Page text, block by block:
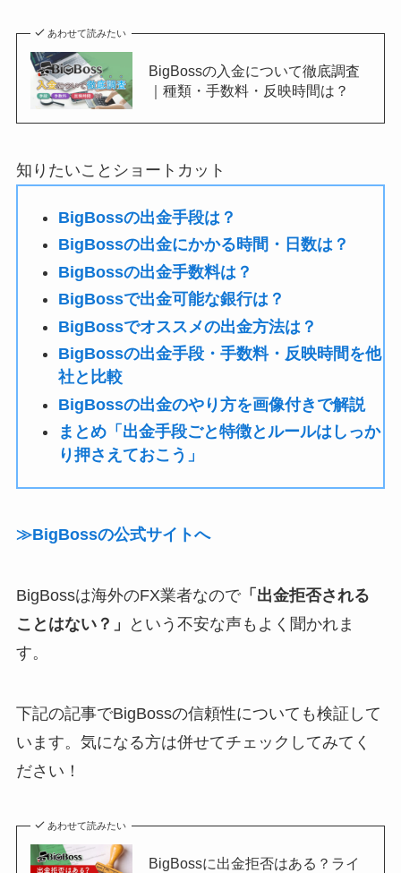
あわせて読みたい
BigBossの入金について徹底調査
｜種類・手数料・反映時間は？
知りたいことショートカット
BigBossの出金手段は？
BigBossの出金にかかる時間・日数は？
BigBossの出金手数料は？
BigBossで出金可能な銀行は？
BigBossでオススメの出金方法は？
BigBossの出金手段・手数料・反映時間を他
社と比較
BigBossの出金のやり方を画像付きで解説
まとめ「出金手段ごと特徴とルールはしっか
り押さえておこう」
≫BigBossの公式サイトへ
BigBossは海外のFX業者なので「出金拒否される
ことはない？」
という不安な声もよく聞かれま
す。
下記の記事でBigBossの信頼性についても検証して
います。気になる方は併せてチェックしてみてく
ださい！
あわせて読みたい
BigBossに出金拒否はある？ライ